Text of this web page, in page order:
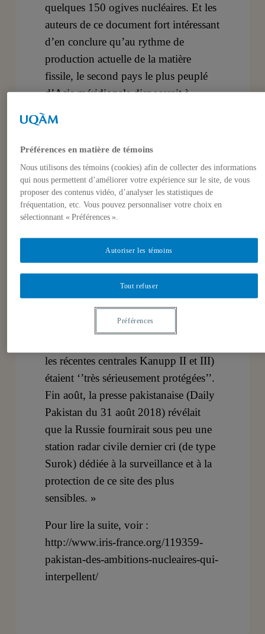
quelques 150 ogives nucléaires. Et les
auteurs de ce document fort intéressant
d’en conclure qu’au rythme de
production actuelle de la matière
fissile, le second pays le plus peuplé
d’Asie méridionale disposerait à
une volumétrie considérable faisant
dire aux experts en question atomique
que le Pakistan serait alors à la tête du
5e arsenal nucléaire militaire de la
planète.
Un semestre plus tôt, à l’issue d’une
visite sur le principal site nucléaire
Karachi), M. Yukiya Amana, le
Directeur général de l’Agence
internationale de l’énergie atomique
(AIEA) déclarait devant ses hôtes que
les récentes centrales Kanupp II et III)
étaient ‘’très sérieusement protégées’’.
Fin août, la presse pakistanaise (Daily
Pakistan du 31 août 2018) révélait
que la Russie fournirait sous peu une
station radar civile dernier cri (de type
Surok) dédiée à la surveillance et à la
protection de ce site des plus
sensibles. »
Pour lire la suite, voir :
http://www.iris-france.org/119359-
pakistan-des-ambitions-nucleaires-qui-
interpellent/
Préférences en matière de témoins
Nous utilisons des témoins (cookies) afin de collecter des informations
qui nous permettent d’améliorer votre expérience sur le site, de vous
proposer des contenus vidéo, d’analyser les statistiques de
fréquentation, etc. Vous pouvez personnaliser votre choix en
sélectionnant « Préférences ».
Tout refuser
Autoriser les témoins
Préférences